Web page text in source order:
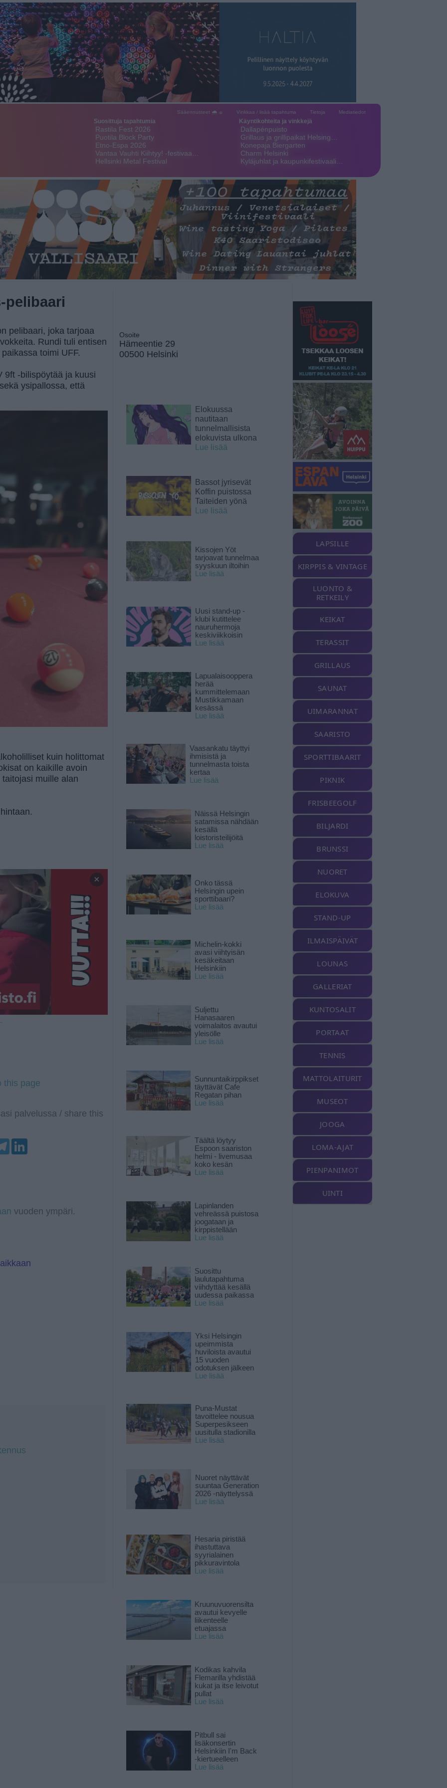
Sääennusteet 🌧 ☼ Vinkkaa / lisää tapahtuma Tietoja Mediatiedot
Suosittuja tapahtumia
Rastila Fest 2026
Puotila Block Party
Etno-Espa 2026
Vantaa Vauhti Kiihtyy! -festivaa…
Hellsinki Metal Festival
Käyntikohteita ja vinkkejä
Dallapénpuisto
Grillaus ja grillipaikat Helsing…
Konepaja Biergarten
Charm Helsinki
Kyläjuhlat ja kaupunkifestivaali…
pelibaari
pelibaari, joka tarjoaa
Rundi tuli entisen
toimi UFF.
9ft -bilispöytää ja kuusi
ysipallossa, että
kuin holittomat
on kaikille avoin
muille alan
×
this page
palvelussa / share this
T
vuoden ympäri.
Osoite
Hämeentie 29
00500 Helsinki
Elokuussa
nautitaan
tunnelmallisista
elokuvista ulkona
Lue lisää
Bassot jyrisevät
Koffin puistossa
Taiteiden yönä
Lue lisää
Kissojen Yöt
tarjoavat tunnelmaa
syyskuun iltoihin
Lue lisää
Uusi stand-up -
klubi kutittelee
nauruhermoja
keskiviikkoisin
Lue lisää
Lapualaisooppera
herää
kummittelemaan
Mustikkamaan
kesässä
Lue lisää
Vaasankatu täyttyi
ihmisistä ja
tunnelmasta toista
kertaa
Lue lisää
Näissä Helsingin
satamissa nähdään
kesällä
loistoristeilijöitä
Lue lisää
Onko tässä
Helsingin upein
sporttibaari?
Lue lisää
Michelin-kokki
avasi viihtyisän
kesäkeitaan
Helsinkiin
Lue lisää
Suljettu
Hanasaaren
voimalaitos avautui
yleisölle
Lue lisää
Sunnuntaikirppikset
täyttävät Cafe
Regatan pihan
Lue lisää
Täältä löytyy
Espoon saariston
helmi - livemusaa
koko kesän
Lue lisää
Lapinlanden
vehreässä puistosa
joogataan ja
kirppistellään
Lue lisää
Suosittu
laulutapahtuma
viihdyttää kesällä
uudessa paikassa
Lue lisää
Yksi Helsingin
upeimmista
huviloista avautui
15 vuoden
odotuksen jälkeen
Lue lisää
Puna-Mustat
tavoittelee nousua
Superpesikseen
uusitulla stadionilla
Lue lisää
Nuoret näyttävät
suuntaa Generation
2026 -näyttelyssä
Lue lisää
Hesaria piristää
ihastuttava
syyrialainen
pikkuravintola
Lue lisää
Kruunuvuorensilta
avautui kevyelle
liikenteelle
etuajassa
Lue lisää
Kodikas kahvila
Flemarilla yhdistää
kukat ja itse leivotut
pullat
Lue lisää
Pitbull sai
lisäkonsertin
Helsinkiin I'm Back
-kiertueelleen
Lue lisää
LAPSILLE
KIRPPIS & VINTAGE
LUONTO &
RETKEILY
KEIKAT
TERASSIT
GRILLAUS
SAUNAT
UIMARANNAT
SAARISTO
SPORTTIBAARIT
PIKNIK
FRISBEEGOLF
BILJARDI
BRUNSSI
NUORET
ELOKUVA
STAND-UP
ILMAISPÄIVÄT
LOUNAS
GALLERIAT
KUNTOSALIT
PORTAAT
TENNIS
MATTOLAITURIT
MUSEOT
JOOGA
LOMA-AJAT
PIENPANIMOT
UINTI